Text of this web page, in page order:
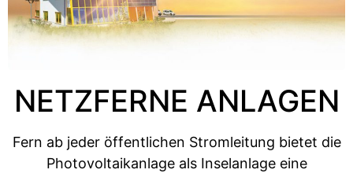
NETZFERNE ANLAGEN
Fern ab jeder öffentlichen Stromleitung bietet die
Photovoltaikanlage als Inselanlage eine